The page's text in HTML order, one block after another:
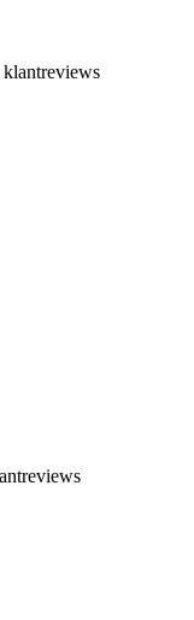
klantreviews